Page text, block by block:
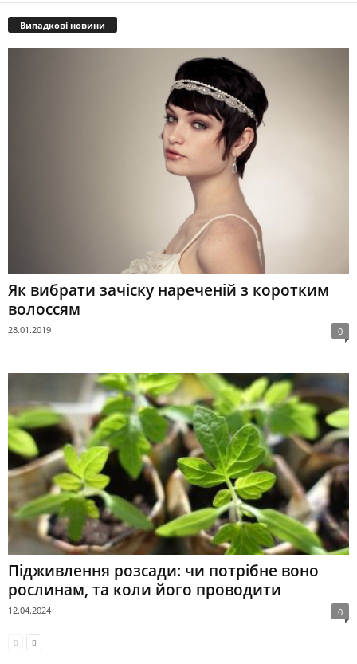
Випадкові новини
Як вибрати зачіску нареченій з коротким
волоссям
28.01.2019 0
Підживлення розсади: чи потрібне воно
рослинам, та коли його проводити
12.04.2024 0